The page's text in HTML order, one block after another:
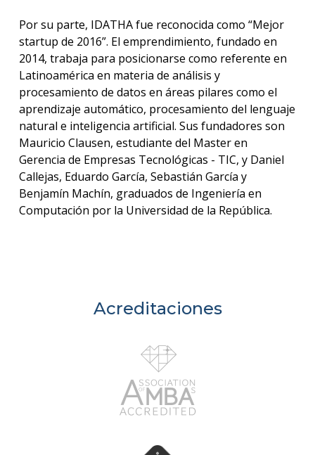
Por su parte, IDATHA fue reconocida como “Mejor
startup de 2016”. El emprendimiento, fundado en
2014, trabaja para posicionarse como referente en
Latinoamérica en materia de análisis y
procesamiento de datos en áreas pilares como el
aprendizaje automático, procesamiento del lenguaje
natural e inteligencia artificial. Sus fundadores son
Mauricio Clausen, estudiante del Master en
Gerencia de Empresas Tecnológicas - TIC, y Daniel
Callejas, Eduardo García, Sebastián García y
Benjamín Machín, graduados de Ingeniería en
Computación por la Universidad de la República.
Acreditaciones